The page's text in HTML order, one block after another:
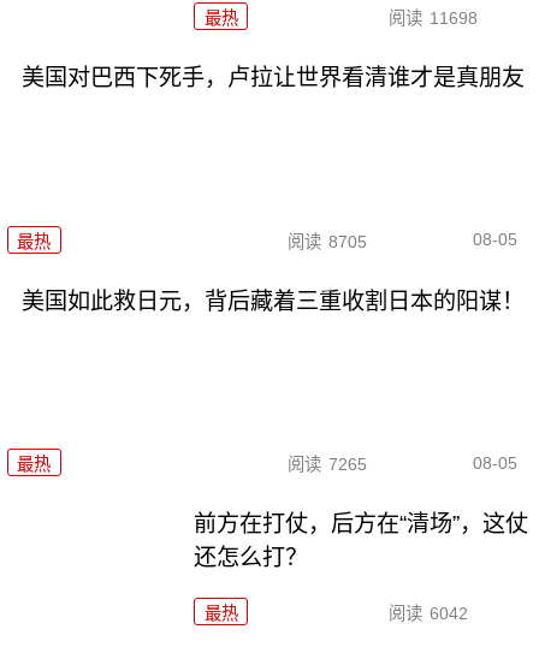
最热 阅读 11698
美国对巴西下死手，卢拉让世界看清谁才是真朋友
最热 阅读 8705 08-05
美国如此救日元，背后藏着三重收割日本的阳谋！
最热 阅读 7265 08-05
前方在打仗，后方在“清场”，这仗
还怎么打？
最热 阅读 6042